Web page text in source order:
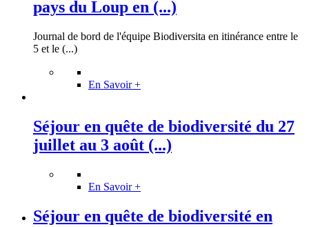
pays du Loup en (...)
Journal de bord de l'équipe Biodiversita en itinérance entre le
5 et le (...)
En Savoir +
Séjour en quête de biodiversité du 27
juillet au 3 août (...)
En Savoir +
Séjour en quête de biodiversité en